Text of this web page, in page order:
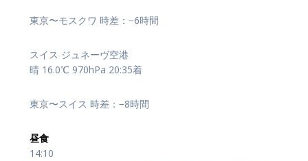
東京〜モスクワ 時差：−6時間
スイス ジュネーヴ空港
晴 16.0℃ 970hPa 20:35着
東京〜スイス 時差：−8時間
昼食
14:10